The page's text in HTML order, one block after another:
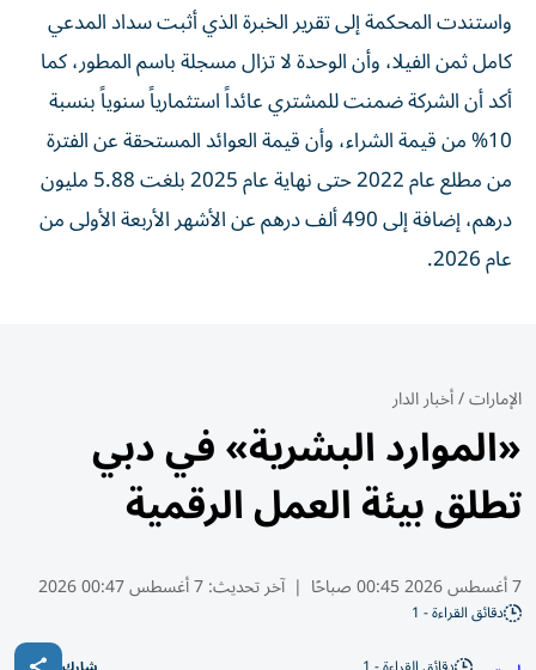
واستندت المحكمة إلى تقرير الخبرة الذي أثبت سداد المدعي
كامل ثمن الفيلا، وأن الوحدة لا تزال مسجلة باسم المطور، كما
أكد أن الشركة ضمنت للمشتري عائداً استثمارياً سنوياً بنسبة
10% من قيمة الشراء، وأن قيمة العوائد المستحقة عن الفترة
من مطلع عام 2022 حتى نهاية عام 2025 بلغت 5.88 مليون
درهم، إضافة إلى 490 ألف درهم عن الأشهر الأربعة الأولى من
عام 2026.
الإمارات/أخبار الدار
«الموارد البشرية» في دبي
تطلق بيئة العمل الرقمية
7 أغسطس 2026 00:45 صباحًا | آخر تحديث:7 أغسطس 00:47 2026
دقائق القراءة - 1